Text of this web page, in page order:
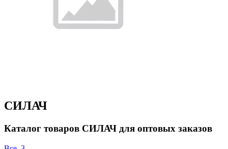
СИЛАЧ
Каталог товаров СИЛАЧ для оптовых заказов